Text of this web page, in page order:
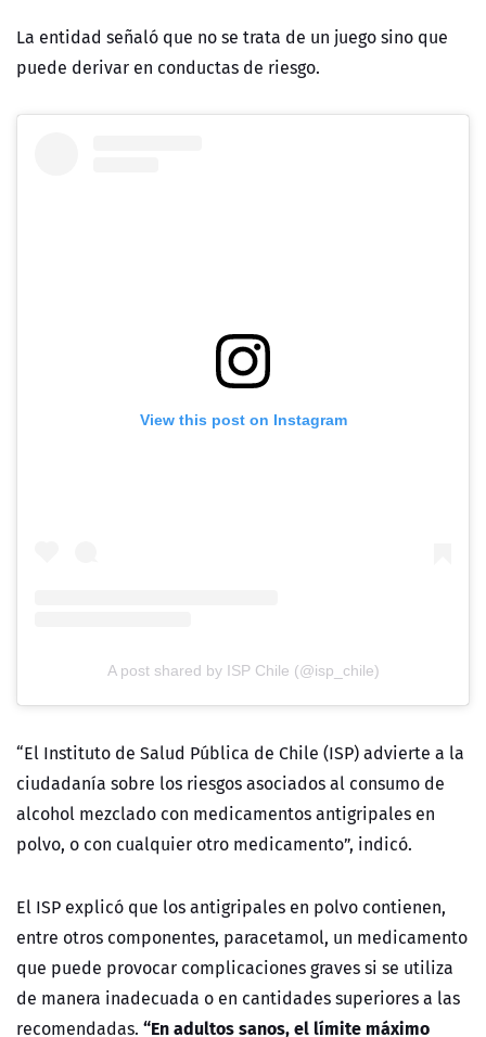
La entidad señaló que no se trata de un juego sino que
puede derivar en conductas de riesgo.
View this post on Instagram
A post shared by ISP Chile (@isp_chile)
“El Instituto de Salud Pública de Chile (ISP) advierte a la
ciudadanía sobre los riesgos asociados al consumo de
alcohol mezclado con medicamentos antigripales en
polvo, o con cualquier otro medicamento”, indicó.
El ISP explicó que los antigripales en polvo contienen,
entre otros componentes, paracetamol, un medicamento
que puede provocar complicaciones graves si se utiliza
de manera inadecuada o en cantidades superiores a las
recomendadas. “En adultos sanos, el límite máximo